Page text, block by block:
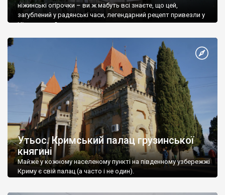
ніжинські огірочки – ви ж мабуть всі знаєте, що цей,
загублений у радянські часи, легендарний рецепт привезли у
Ніжин греки?
Утьос. Кримський палац грузинської
княгині
Майже у кожному населеному пункті на південному узбережжі
Криму є свій палац (а часто і не один).